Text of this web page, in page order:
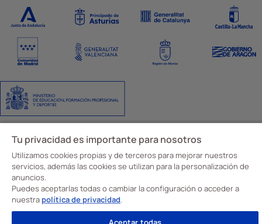
Código y canal ético
© Davante 2026
Tu privacidad es importante para nosotros
Utilizamos cookies propias y de terceros para mejorar nuestros
servicios, además las cookies se utilizan para la personalización de
anuncios.
Puedes aceptarlas todas o cambiar la configuración o acceder a
nuestra política de privacidad.